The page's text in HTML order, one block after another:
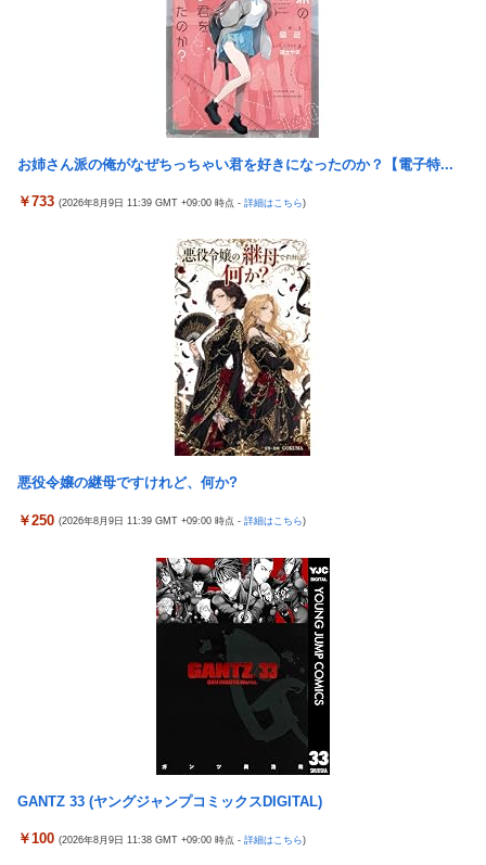
【悲報】女性配信者「アスペの検査してみた…みんなこれわかる
【画像】ハンターハンターさん、ガチで最強の新能力を登場させ
てしまうｗｗｗｗｗｗｗ
【画像】週刊少年マガジン、限界突破
【動画】甲子園の女性審判、大誤審で炎上
最新の「発売日告知トレーラー」も公開！
日本に対抗報復時、韓国のGDP3.1%減少…韓国の被害がより大き
バスケットボールは最終Qだけ見ればいい論
【画像】女優・水崎綾女、R-15指定映画で乳首解禁、しかもピン
シカ「全部喰った」 祭り中止
チェリ男の悠遊自適 #608【オススメを選ぶ時の注意点！？】
THE NEUTRALのしげるさんのパチンココラボイベント動画が公
開される！めっちゃ楽しそうだな！！！
【悲報】女さん、歩行者を轢いた挙句、道路に倒れてどえらいこ
とになってしまうw w w w w w w
海外「日本人はなんて気高いんだ！」 英高級紙も驚愕した極限の
中の日本人の姿に世界が衝撃
【画像】このLINEでなんで女が怒ってるのか分かんない奴はモテ
ない奴確定らしい←お前らは勿論わかるよな？？？？？？？
中国「大洪水！」三峡ダム「13基の水門開放（爆量放流」中国都
市「三峡上流で豪雨！（三峡下流で水害」長江と黄河「同時氾濫
危機」台風13号「中国本土...
中国「大洪水！」三峡ダム「13基の水門開放（爆量放流」中国都
市「三峡上流で豪雨！（三峡下流で水害」長江と黄河「同時氾濫
実際『ゼルダ 時オカ』→『風タク』の時の空気感を知りたい
チェリ男の悠遊自適 #608【オススメを選ぶ時の注意点！？】
THE NEUTRALのしげるさんのパチンココラボイベント動画が公
開される！めっちゃ楽しそうだな！！！
なんでパチンコってこんな回らなくなったんだろうな…源さんと
かUCの時って1000円25ぐらい回ったもんな
アクセルワールドのパチンコが相当やばいらしい… 打った人「剣
【動画】 可愛い元気なバイトの女の子！ホテルへ。寝ている彼女
のマ●コをそーっとイジイジ 笑
タトゥー彫り師さん「刺青入れてる奴は全員バカです」→30万再
【悲報】「美人すぎる県警本部長」失職ｗｗｗｗｗｗｗｗｗ
本屋に現れた異臭＆浮浪者風の男、ペタンコのボストンバッグを
パンパンにして無会計で退店！Gメンに確保され「なんで？」と
【熊本地震】 発生後に居酒屋店内から温泉が吹き出す ← これ前
触れじゃね？
【試合実況】西武２軍スタメン 先発:杉山遙希（2026.8.9）
欧州「日本だけ反則だろ…」 世界の『日本びいき』にヨーロッパ
芸能人 「車の任意保険は強制にしろ、保険にも入れないヤツは運
転すんな！法律を改正しろ！！」
【J2第1節 鳥栖×甲府】鳥栖が好相性の甲府に2-0快勝で5年ぶり
開幕白星！田中雄大は古巣に恩返しPK弾
【ウマ娘】武さんが引退したらウマ娘に実装されそう
サイバスターが一番輝いてたスパロボ
お姉さん派の俺がなぜちっちゃい君を好きになったのか？【電子特...
￥733 (2026年8月9日 11:39 GMT +09:00 時点 - 詳細はこちら)
悪役令嬢の継母ですけれど、何か?
￥250 (2026年8月9日 11:39 GMT +09:00 時点 - 詳細はこちら)
GANTZ 33 (ヤングジャンプコミックスDIGITAL)
￥100 (2026年8月9日 11:38 GMT +09:00 時点 - 詳細はこちら)